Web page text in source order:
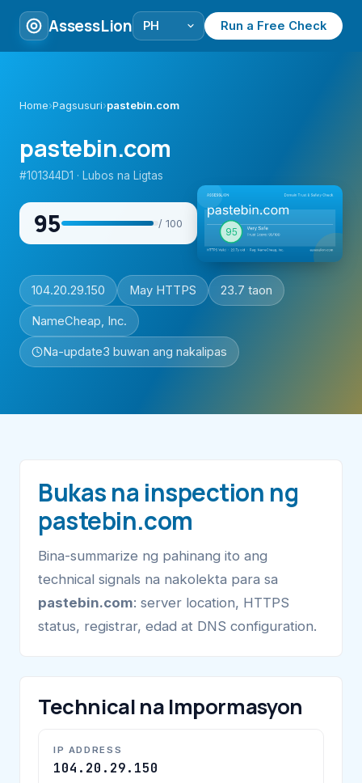
AssessLion Run a Free Check
Home›Pagsusuri›pastebin.com
pastebin.com
#101344D1 · Lubos na Ligtas
95 / 100
104.20.29.150 May HTTPS 23.7 taon
NameCheap, Inc.
Na-update3 buwan ang nakalipas
Bukas na inspection ng
pastebin.com
Bina-summarize ng pahinang ito ang
technical signals na nakolekta para sa
pastebin.com: server location, HTTPS
status, registrar, edad at DNS configuration.
Technical na Impormasyon
IP ADDRESS
104.20.29.150